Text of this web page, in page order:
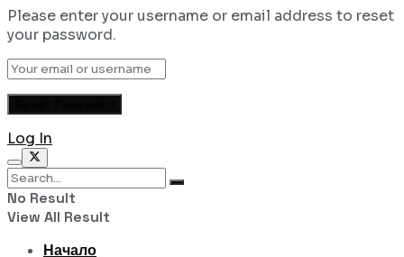
Please enter your username or email address to reset
your password.
Log In
No Result
View All Result
Начало